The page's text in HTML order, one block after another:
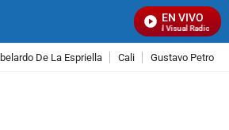
EN VIVO
Señal Visual Radio
De La Espriella Cali Gustavo Petro